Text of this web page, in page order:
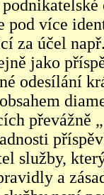
pod více
za účel
jako
odesílání
převážně
služby,
a